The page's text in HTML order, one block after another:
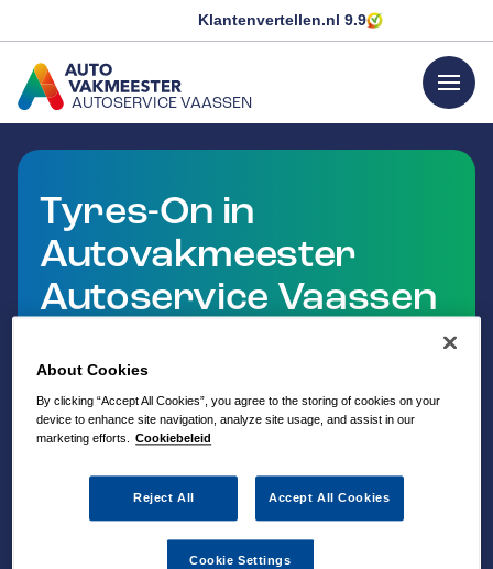
Klantenvertellen.nl 9.9
AUTOSERVICE VAASSEN
GA NAAR DE HOMEPAGINA
menu
Tyres-On in
Autovakmeester
Autoservice Vaassen
About Cookies
By clicking “Accept All Cookies”, you agree to the storing of cookies on your
device to enhance site navigation, analyze site usage, and assist in our
marketing efforts. Cookiebeleid
Reject All Accept All Cookies
Cookie Settings